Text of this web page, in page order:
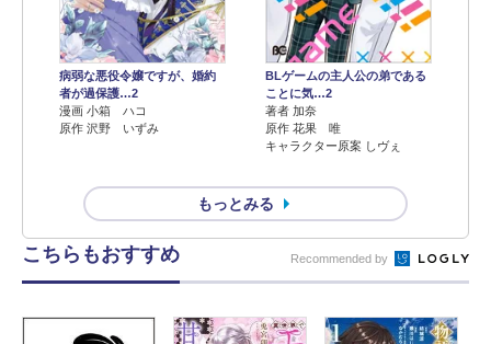
病弱な悪役令嬢ですが、婚約
者が過保護…2
漫画 小箱 ハコ
原作 沢野 いずみ
BLゲームの主人公の弟である
ことに気…2
著者 加奈
原作 花果 唯
キャラクター原案 しヴぇ
もっとみる
こちらもおすすめ Recommended by